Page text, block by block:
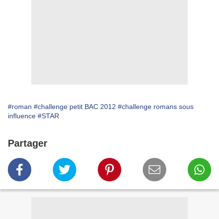
#roman #challenge petit BAC 2012 #challenge romans sous
influence #STAR
Partager